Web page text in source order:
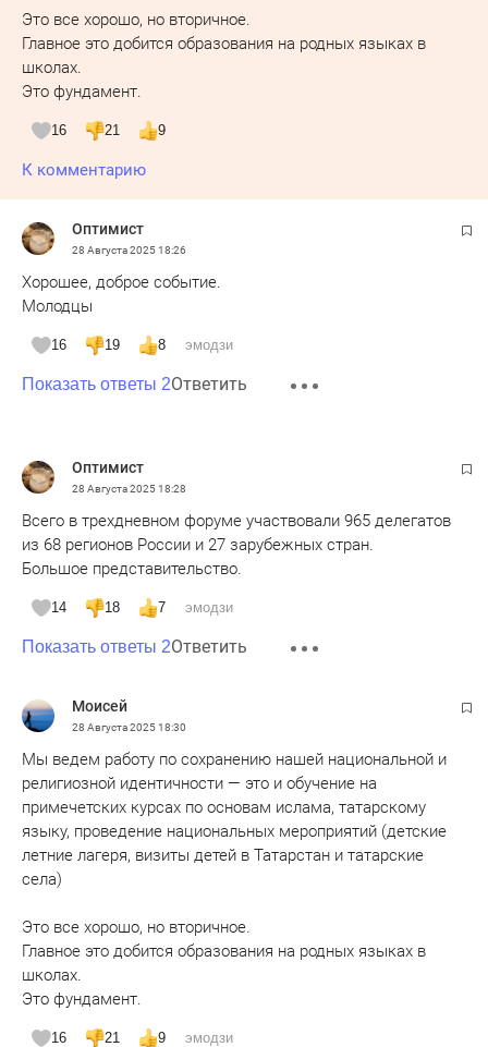
Это все хорошо, но вторичное.
Главное это добится образования на родных языках в
школах.
Это фундамент.
16 21 9
К комментарию
Оптимист
28 Августа 202518:26
Хорошее, доброе событие.
Молодцы
16 19 8 эмодзи
Показать ответы 2Ответить
Оптимист
28 Августа 202518:28
Всего в трехдневном форуме участвовали 965 делегатов
из 68 регионов России и 27 зарубежных стран.
Большое представительство.
14 18 7 эмодзи
Показать ответы 2Ответить
Моисей
28 Августа 202518:30
Мы ведем работу по сохранению нашей национальной и
религиозной идентичности — это и обучение на
примечетских курсах по основам ислама, татарскому
языку, проведение национальных мероприятий (детские
летние лагеря, визиты детей в Татарстан и татарские
села)
Это все хорошо, но вторичное.
Главное это добится образования на родных языках в
школах.
Это фундамент.
16 21 9 эмодзи